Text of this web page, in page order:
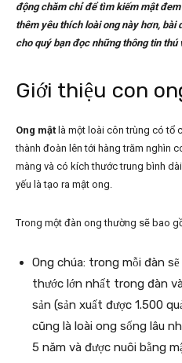
động chăm chỉ để tìm kiếm mật
thêm yêu thích loài ong này hơn,
cho quý bạn đọc những thông tin
Giới thiệu con
Ong mật là một loài côn trùng có tổ
thành đoàn lên tới hàng trăm nghìn
màng và có kích thước trung bình
yếu là tạo ra mật ong.
Trong một đàn ong thường sẽ bao
Ong chúa: trong mỗi đàn
thước lớn nhất trong đàn
sản (sản xuất được 1.500
cũng là loài ong sống lâu
5 năm và được nuôi bằng